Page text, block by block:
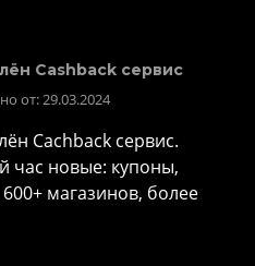
Cashback сервис
от: 29.03.2024
Cachback сервис.
час новые: купоны,
магазинов, более